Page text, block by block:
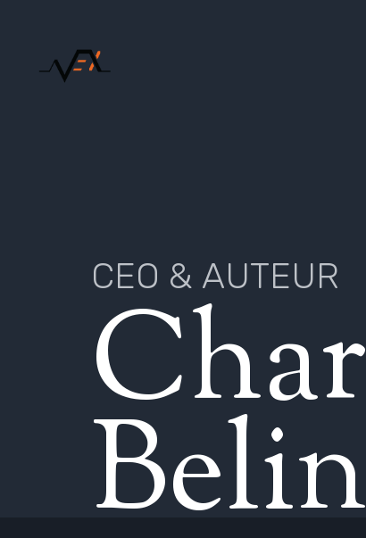
CEO & AUTEUR
Char
Belin